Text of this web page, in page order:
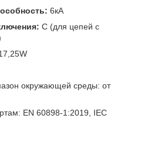
6кА
C (для цепей с
окружающей среды: от
EN 60898-1:2019, IEC